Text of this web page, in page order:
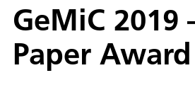
GeMiC 2019
Paper Award